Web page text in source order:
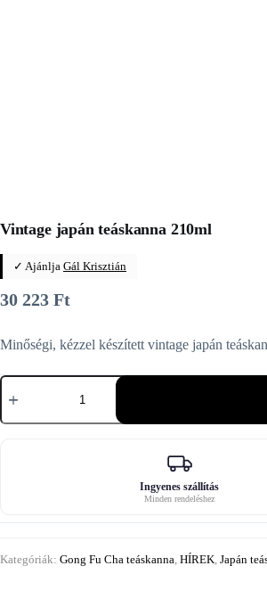
Vintage japán teáskanna 210ml
✓ Ajánlja Gál Krisztián
30 223 Ft
Minőségi, kézzel készített vintage japán
Vintage
japán
210ml
Ingyenes szállítás
Minden rendeléshez
Kategóriák: Gong Fu Cha teáskanna HÍREK Japán